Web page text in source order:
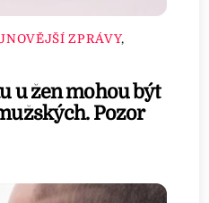
ZPRÁVY,
u žen mohou být
Pozor